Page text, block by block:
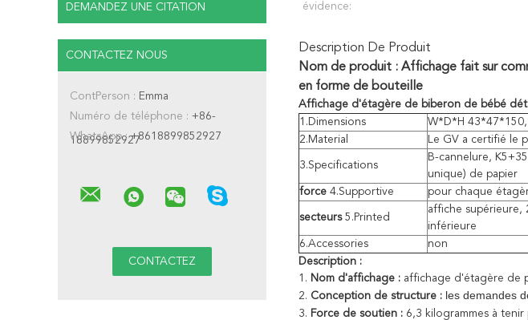
DEMANDEZ UNE CITATION
CONTACTEZ NOUS
ContPerson : Emma
Numéro de téléphone : +86-
18899852927
WhatsApp :+8618899852927
évidence:
Description De Produit
Nom de produit : Affichage fait sur
en forme de bouteille
Affichage d'étagère de biberon de bébé
1.Dimensions
W*D*H 43*47*150,
2.Material
Le GV a certifié le
3.Specifications
B-cannelure,
unique) de papier
force 4.Supportive pour chaque
secteurs5.Printed
affiche supérieure,
inférieure
6.Accessories
non
Description :
1. Nom d'affichage : affichage d'étagère de
2. Conception de structure : les demandes
3. Force de soutien : 6,3 kilogrammes à tenir